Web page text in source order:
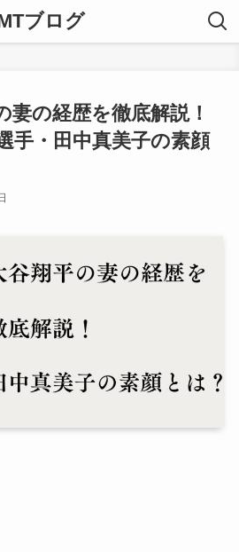
ブログ
妻の経歴を徹底解説！
手・田中真美子の素顔